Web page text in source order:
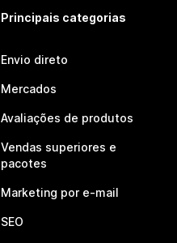
Principais categorias
Envio direto
Mercados
Avaliações de produtos
Vendas superiores e
pacotes
Marketing por e-mail
SEO